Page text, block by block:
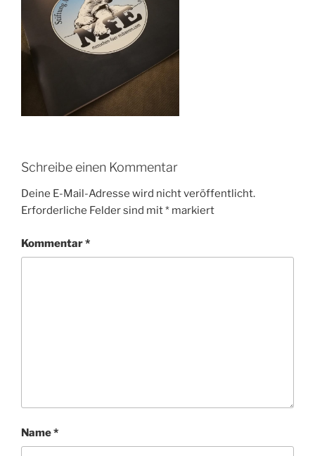
Schreibe einen Kommentar
Deine E-Mail-Adresse wird nicht veröffentlicht.
Erforderliche Felder sind mit* markiert
Kommentar*
Name*